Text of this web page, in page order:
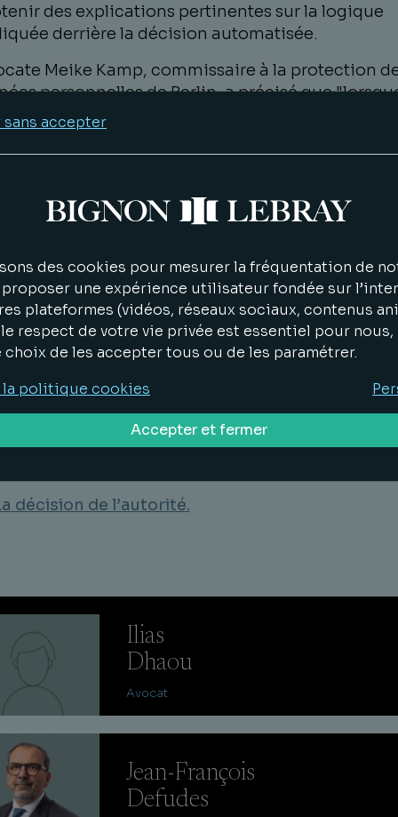
des explications pertinentes sur la logique
derrière la décision automatisée.
Meike Kamp, commissaire à la protection
personnelles de Berlin, a précisé que
prennent des décisions automatisées,
la banque n’a pas respecté cette
en n’accédant pas à la demande du client
de sa demande de carte de crédit. Elle a
indiquer pourquoi elle estimait que sa
mauvaise dans son cas. L’autorité berlinoise en a
que la banque avait violé l’article 22 alinéa 3
titre, par une décision du 31 mai, l’autorité a
la banque au paiement d’une amende de
décision de l’autorité.
Ilias
Dhaou
Avocat
Jean-François
Defudes
accepter
des cookies pour mesurer la fréquentation de
une expérience utilisateur fondée sur
plateformes (vidéos, réseaux sociaux, contenus
respect de votre vie privée est essentiel pour nous,
choix de les accepter tous ou de les paramétrer.
politique cookies
Accepter et fermer